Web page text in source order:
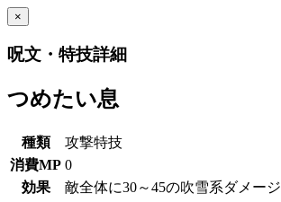
×
呪文・特技詳細
つめたい息
種類
攻撃特技
消費MP 0
効果
敵全体に30～45の吹雪系ダメージ